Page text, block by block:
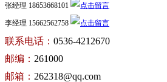
张经理 18653668101
李经理 15662562758
联系电话： 0536-4212670
邮编： 261000
邮箱： 262318@qq.com